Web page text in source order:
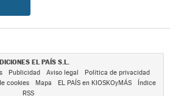
EL PAÍS S.L.
Publicidad Aviso legal
Política de privacidad
cookies Mapa EL PAÍS en KIOSKOyMÁS
Índice
RSS